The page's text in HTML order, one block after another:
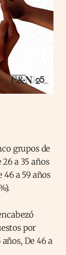
grupos de
26 a 35 años
46 a 59 años
por
De 46 a